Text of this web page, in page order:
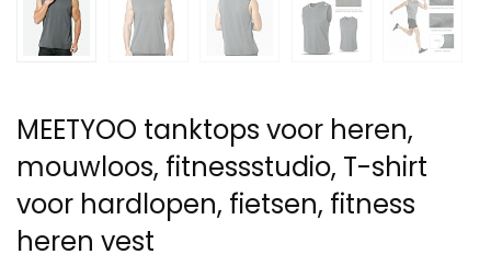
MEETYOO tanktops voor heren,
mouwloos, fitnessstudio, T-shirt
voor hardlopen, fietsen, fitness
heren vest